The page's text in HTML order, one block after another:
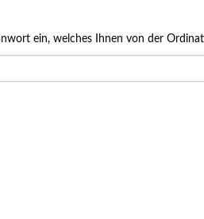
ein, welches Ihnen von der
Dr. med. Johannes
bis 06.03.2027